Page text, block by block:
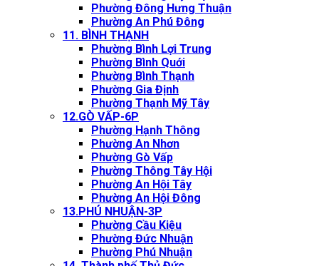
Phường Đông Hưng Thuận
Phường An Phú Đông
11. BÌNH THẠNH
Phường Bình Lợi Trung
Phường Bình Quới
Phường Bình Thạnh
Phường Gia Định
Phường Thạnh Mỹ Tây
12.GÒ VẤP-6P
Phường Hạnh Thông
Phường An Nhơn
Phường Gò Vấp
Phường Thông Tây Hội
Phường An Hội Tây
Phường An Hội Đông
13.PHÚ NHUẬN-3P
Phường Cầu Kiệu
Phường Đức Nhuận
Phường Phú Nhuận